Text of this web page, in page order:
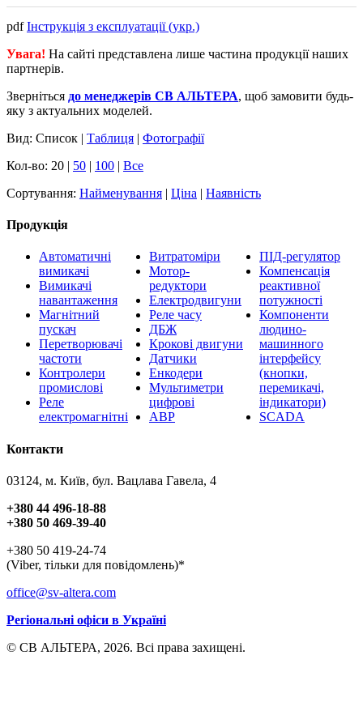
pdf Інструкція з експлуатації (укр.)
Увага! На сайті представлена лише частина продукції наших
партнерів.
Зверніться до менеджерів СВ АЛЬТЕРА, щоб замовити будь-
яку з актуальних моделей.
Вид: Список | Таблиця | Фотографії
Кол-во: 20 | 50 | 100 | Все
Сортування: Найменування | Ціна | Наявність
Продукція
Автоматичні
вимикачі
Вимикачі
навантаження
Магнітний
пускач
Перетворювачі
частоти
Контролери
промислові
Реле
електромагнітні
Витратоміри
Мотор-
редуктори
Електродвигуни
Реле часу
ДБЖ
Крокові двигуни
Датчики
Енкодери
Мультиметри
цифрові
АВР
ПІД-регулятор
Компенсація
реактивної
потужності
Компоненти
людино-
машинного
інтерфейсу
(кнопки,
перемикачі,
індикатори)
SCADA
Контакти
03124, м. Київ, бул. Вацлава Гавела, 4
+380 44 496-18-88
+380 50 469-39-40
+380 50 419-24-74
(Viber, тільки для повідомлень)*
office@sv-altera.com
Регіональні офіси в Україні
© СВ АЛЬТЕРА, 2026. Всі права захищені.